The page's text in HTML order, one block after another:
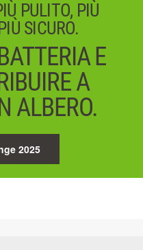
PULITO, PIÙ
SICURO.
E
A
ALBERO.
2025